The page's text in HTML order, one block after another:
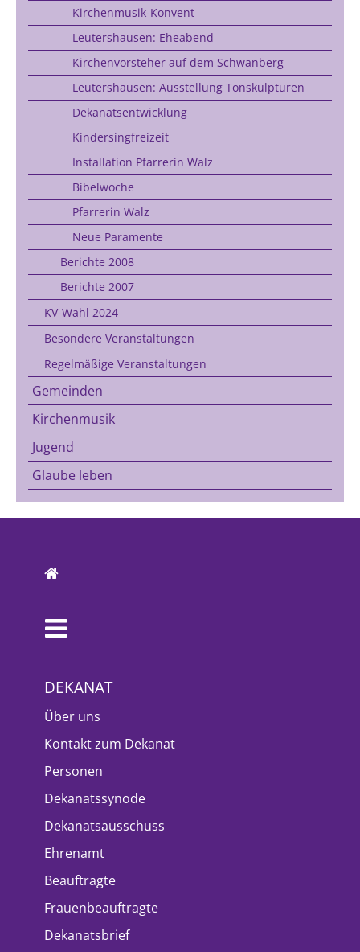
Kirchenmusik-Konvent
Leutershausen: Eheabend
Kirchenvorsteher auf dem Schwanberg
Leutershausen: Ausstellung Tonskulpturen
Dekanatsentwicklung
Kindersingfreizeit
Installation Pfarrerin Walz
Bibelwoche
Pfarrerin Walz
Neue Paramente
Berichte 2008
Berichte 2007
KV-Wahl 2024
Besondere Veranstaltungen
Regelmäßige Veranstaltungen
Gemeinden
Kirchenmusik
Jugend
Glaube leben
DEKANAT
Über uns
Kontakt zum Dekanat
Personen
Dekanatssynode
Dekanatsausschuss
Ehrenamt
Beauftragte
Frauenbeauftragte
Dekanatsbrief